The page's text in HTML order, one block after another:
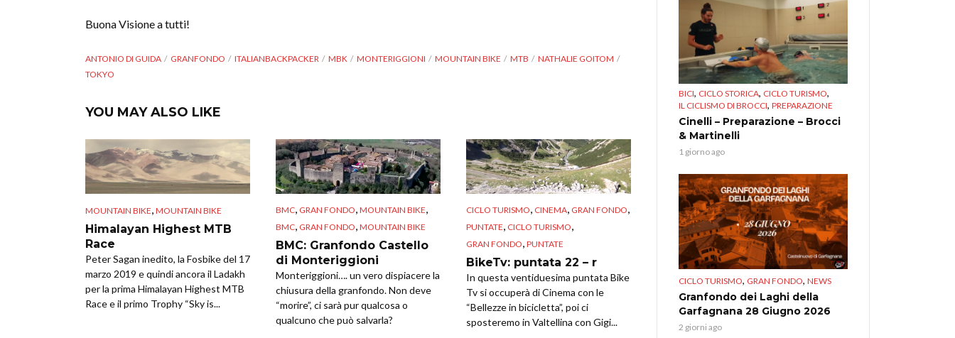
Buona Visione a tutti!
ANTONIO DI GUIDA GRANFONDO ITALIANBACKPACKER MBK MONTERIGGIONI MOUNTAIN BIKE MTB
NATHALIE GOITOM
TOKYO
YOU MAY ALSO LIKE
MOUNTAIN BIKE, MOUNTAIN BIKE
Himalayan Highest MTB
Race
Peter Sagan inedito, la Fosbike del 17
marzo 2019 e quindi ancora il Ladakh
per la prima Himalayan Highest MTB
Race e il primo Trophy “Sky is...
BMC, GRAN FONDO, MOUNTAIN BIKE,
BMC, GRAN FONDO, MOUNTAIN BIKE
BMC: Granfondo Castello
di Monteriggioni
Monteriggioni…. un vero dispiacere la
chiusura della granfondo. Non deve
“morire”, ci sarà pur qualcosa o
qualcuno che può salvarla?
CICLO TURISMO, CINEMA, GRAN FONDO,
PUNTATE, CICLO TURISMO,
GRAN FONDO, PUNTATE
BikeTv: puntata 22 – r
In questa ventiduesima puntata Bike
Tv si occuperà di Cinema con le
“Bellezze in bicicletta”, poi ci
sposteremo in Valtellina con Gigi...
BICI, CICLO STORICA, CICLO TURISMO,
IL CICLISMO DI BROCCI, PREPARAZIONE
Cinelli – Preparazione – Brocci
& Martinelli
1 giorno ago
CICLO TURISMO, GRAN FONDO, NEWS
Granfondo dei Laghi della
Garfagnana 28 Giugno 2026
2 giorni ago